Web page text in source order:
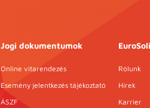
Jogi dokumentumok
Online vitarendezés
Esemény jelentkezés tájékoztató
ÁSZF
Rólunk
Hírek
Karrier